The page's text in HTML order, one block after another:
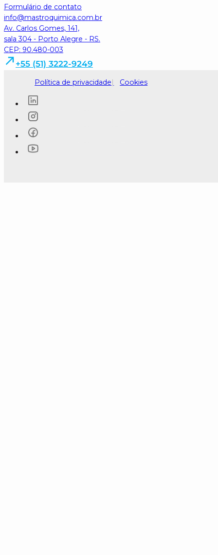
Formulário de contato
info@mastroquimica.com.br
Av. Carlos Gomes, 141,
sala 304 - Porto Alegre - RS.
CEP: 90.480-003
+55 (51) 3222-9249
Política de privacidade Cookies